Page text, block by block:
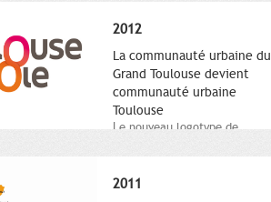
2012
La communauté urbaine du
Grand Toulouse devient
communauté urbaine
Toulouse
Le nouveau logotype de
représentant l'anneau de
2011